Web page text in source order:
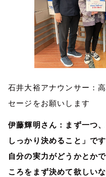
石井大裕アナウンサー：
セージをお願いします
伊藤輝明さん：まず一つ
しっかり決めること」で
自分の実力がどうかとか
ころをまず決めて欲しい